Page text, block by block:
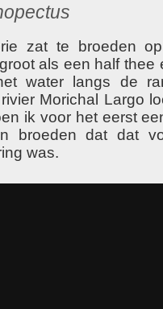
zat te broeden
als een half thee
water langs de
Morichal Largo
ik voor het eerst
broeden dat dat
was.